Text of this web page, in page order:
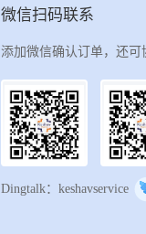
微信扫码联系
添加微信确认订单，还可
Dingtalk：keshavservice